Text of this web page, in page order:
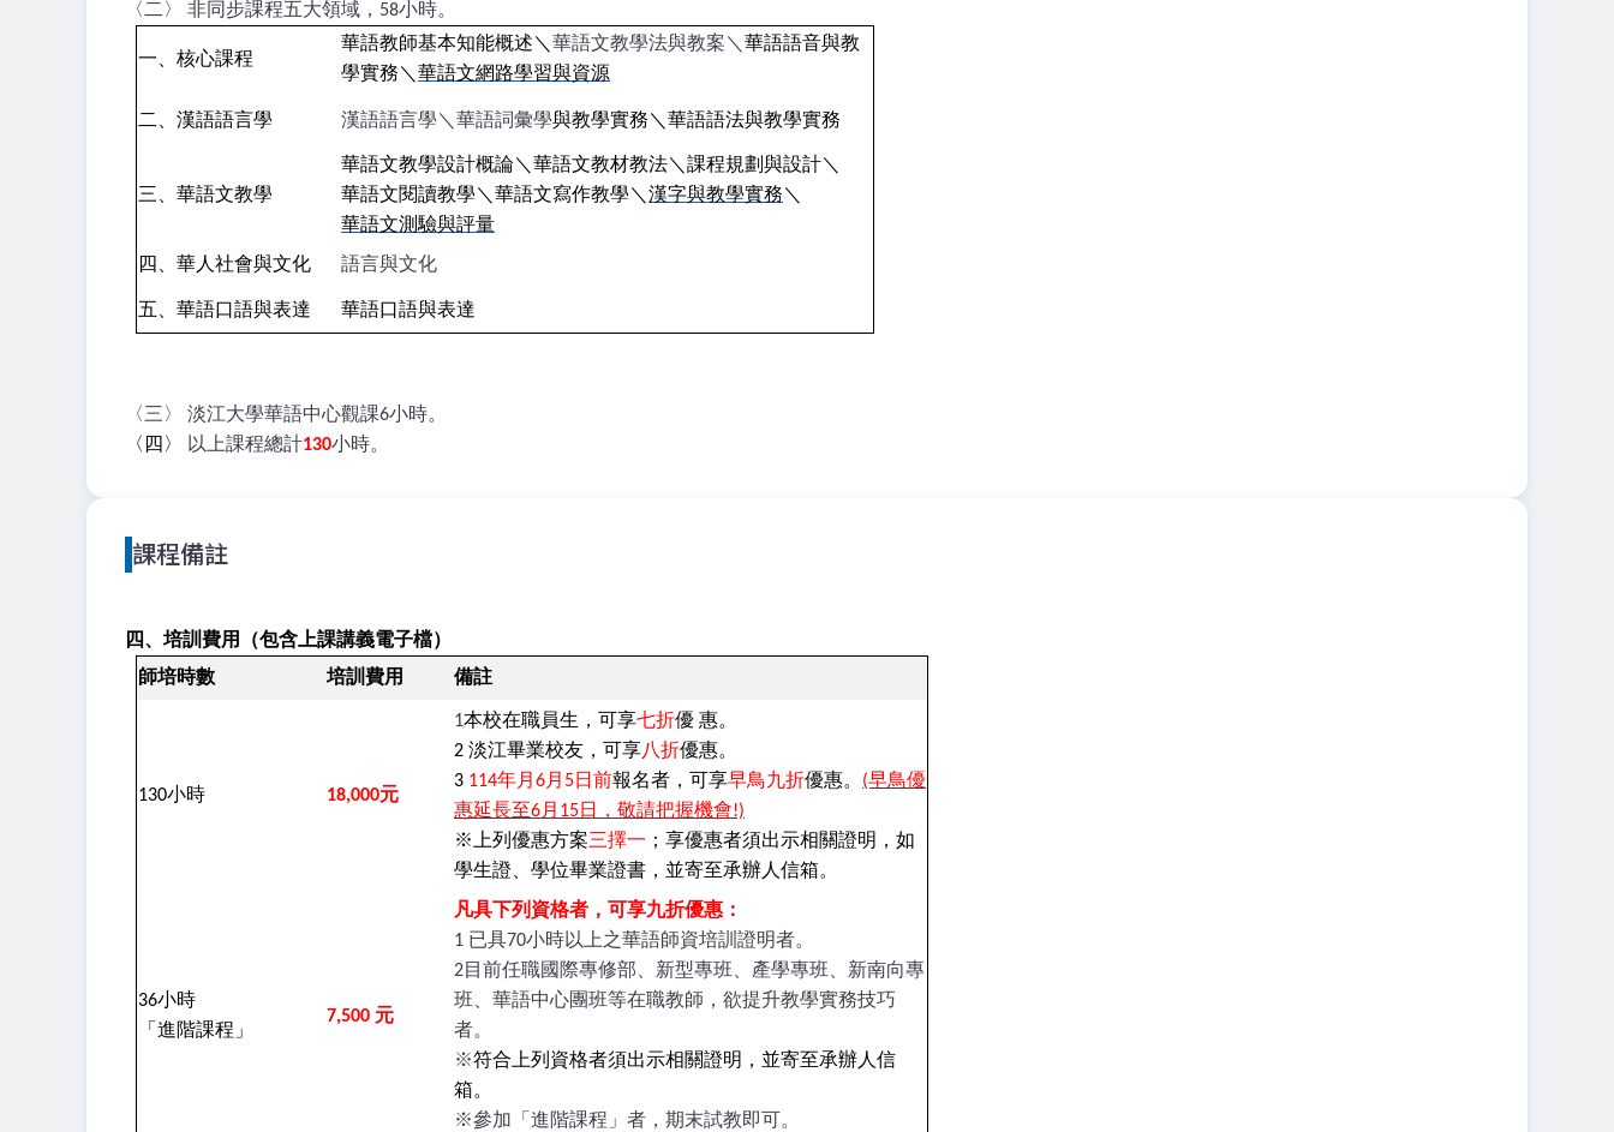
〈二〉 非同步課程五大領域，58小時。
一、核心課程
華語教師基本知能概述＼ 華語文教學法與教案＼ 華語語音與教
學實務＼ 華語文網路學習與資源
二、漢語語言學 漢語語言學＼華語詞彙學與教學實務＼華語語法與教學實務
三、華語文教學
華語文教學設計概論＼華語文教材教法＼課程規劃與設計＼
華語文閱讀教學＼華語文寫作教學＼ 漢字與教學實務＼
華語文測驗與評量
四、華人社會與文化 語言與文化
五、華語口語與表達 華語口語與表達
〈三〉 淡江大學華語中心觀課6小時。
〈四〉
以上課程總計130小時。
課程備註
四、培訓費用（包含上課講義電子檔）
師培時數
培訓費用 備註
130小時 18,000元
1本校在職員生，可享七折優 惠。
2 淡江畢業校友，可享八折優惠。
3 114年月6月5日前報名者，可享早鳥九折優惠。 (早鳥優
惠延長至6月15日，敬請把握機會!)
※上列優惠方案三擇一 ；享優惠者須出示相關證明，如
學生證、學位畢業證書，並寄至承辦人信箱。
36小時
「進階課程」
7,500 元
凡具下列資格者，可享九折優惠：
1 已具70小時以上之華語師資培訓證明者。
2目前任職國際專修部、新型專班、產學專班、新南向專
班、華語中心團班等在職教師，欲提升教學實務技巧
者。
※符合上列資格者須出示相關證明，並寄至承辦人信
箱。
※參加「進階課程」者，期末試教即可。